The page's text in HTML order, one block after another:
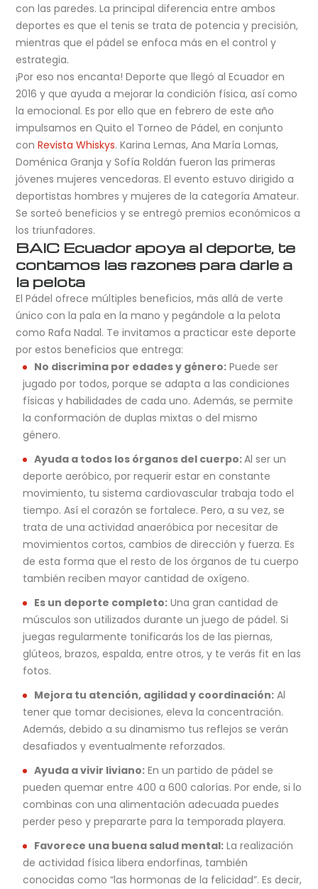
con las paredes. La principal diferencia entre ambos
deportes es que el tenis se trata de potencia y precisión,
mientras que el pádel se enfoca más en el control y
estrategia.
¡Por eso nos encanta! Deporte que llegó al Ecuador en
2016 y que ayuda a mejorar la condición física, así como
la emocional. Es por ello que en febrero de este año
impulsamos en Quito el Torneo de Pádel, en conjunto
conRevista Whiskys. Karina Lemas, Ana María Lomas,
Doménica Granja y Sofía Roldán fueron las primeras
jóvenes mujeres vencedoras. El evento estuvo dirigido a
deportistas hombres y mujeres de la categoría Amateur.
Se sorteó beneficios y se entregó premios económicos a
los triunfadores.
BAIC Ecuador apoya al deporte, te
contamos las razones para darle a
la pelota
El Pádel ofrece múltiples beneficios, más allá de verte
único con la pala en la mano y pegándole a la pelota
como Rafa Nadal. Te invitamos a practicar este deporte
por estos beneficios que entrega:
No discrimina por edades y género: Puede ser
jugado por todos, porque se adapta a las condiciones
físicas y habilidades de cada uno. Además, se permite
la conformación de duplas mixtas o del mismo
género.
Ayuda a todos los órganos del cuerpo:Al ser un
deporte aeróbico, por requerir estar en constante
movimiento, tu sistema cardiovascular trabaja todo el
tiempo. Así el corazón se fortalece. Pero, a su vez, se
trata de una actividad anaeróbica por necesitar de
movimientos cortos, cambios de dirección y fuerza. Es
de esta forma que el resto de los órganos de tu cuerpo
también reciben mayor cantidad de oxígeno.
Es un deporte completo: Una gran cantidad de
músculos son utilizados durante un juego de pádel. Si
juegas regularmente tonificarás los de las piernas,
glúteos, brazos, espalda, entre otros, y te verás fit en las
fotos.
Mejora tu atención, agilidad y coordinación: Al
tener que tomar decisiones, eleva la concentración.
Además, debido a su dinamismo tus reflejos se verán
desafiados y eventualmente reforzados.
Ayuda a vivir liviano: En un partido de pádel se
pueden quemar entre 400 a 600 calorías. Por ende, si lo
combinas con una alimentación adecuada puedes
perder peso y prepararte para la temporada playera.
Favorece una buena salud mental: La realización
de actividad física libera endorfinas, también
conocidas como “las hormonas de la felicidad”. Es decir,